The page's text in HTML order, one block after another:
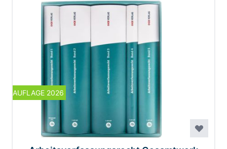
AUFLAGE 2026